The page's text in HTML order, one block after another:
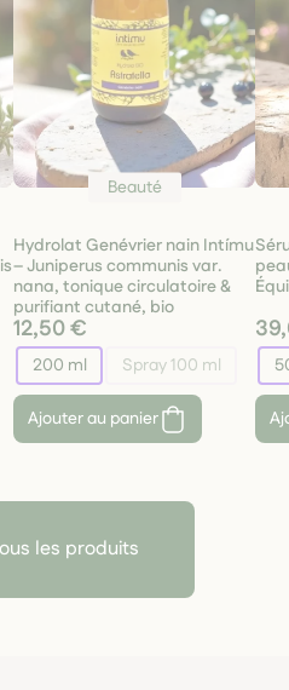
Beauté
Hydrolat Genévrier nain Intímu
– Juniperus communis var.
nana, tonique circulatoire &
purifiant cutané, bio
12,50 €
200 ml Spray 100 ml
Ajouter au panier
les produits